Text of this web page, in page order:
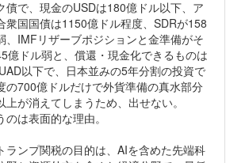
債で、現金のUSDは180億ドル以下、ア
衆国国債は1150億ドル程度、SDRが158
、IMFリザーブポジションと金準備がそ
億ドル弱と、償還・現金化できるものは
以下で、日本並みの5年分割の投資で
の700億ドルだけで外貨準備の真水部分
上が消えてしまうため、出せない。
のは表面的な理由。
ランプ関税の目的は、AIを含めた先端科